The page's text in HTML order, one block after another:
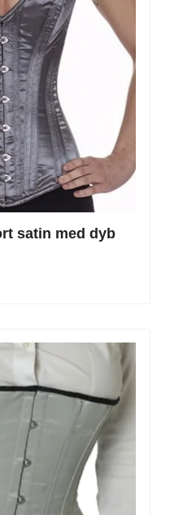
satin med dyb